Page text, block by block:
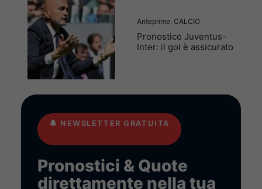
Anteprime CALCIO
Pronostico Juventus-
Inter: il gol è assicurato
🔔 NEWSLETTER GRATUITA
Pronostici & Quote
direttamente nella tua